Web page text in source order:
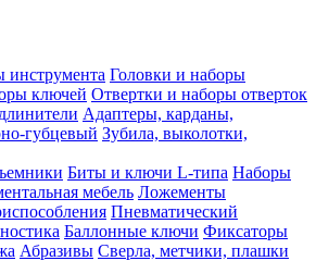
инструмента Головки и наборы
ключей Отвертки и наборы отверток
Адаптеры, карданы,
губцевый Зубила, выколотки,
Биты и ключи L-типа Наборы
мебель Ложементы
Пневматический
Баллонные ключи Фиксаторы
Абразивы Сверла, метчики, плашки